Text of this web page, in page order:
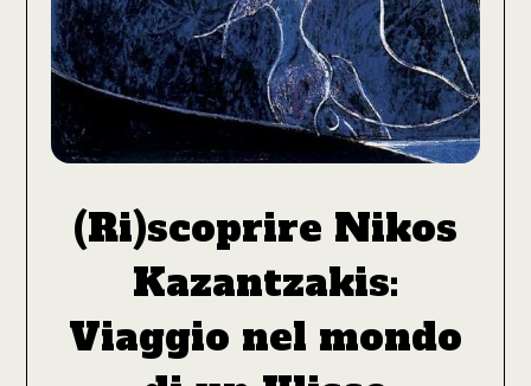
(Ri)scoprire Nikos
Kazantzakis:
Viaggio nel mondo